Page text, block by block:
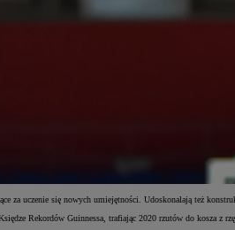
za uczenie się nowych umiejętności. Udoskonalają też
Rekordów Guinnessa, trafiając 2020 rzutów do kosza